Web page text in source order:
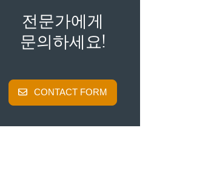
전문가에게
문의하세요!
CONTACT FORM